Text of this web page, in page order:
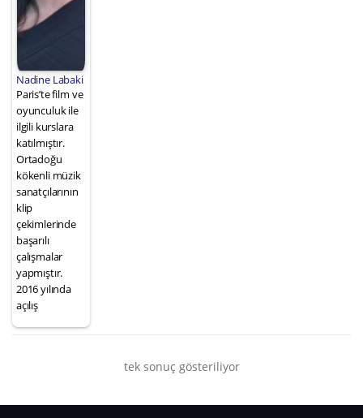
Nadine Labaki
Paris’te film ve
oyunculuk ile
ilgili kurslara
katılmıştır.
Ortadoğu
kökenli müzik
sanatçılarının
klip
çekimlerinde
başarılı
çalışmalar
yapmıştır.
2016 yılında
açılış
tek sonuç gösteriliyor